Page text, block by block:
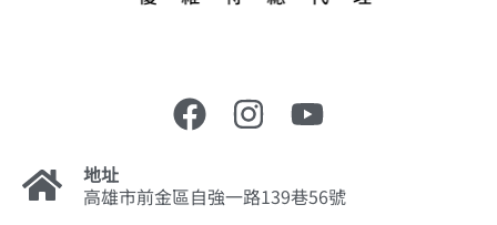
地址
高雄市前金區自強一路139巷56號